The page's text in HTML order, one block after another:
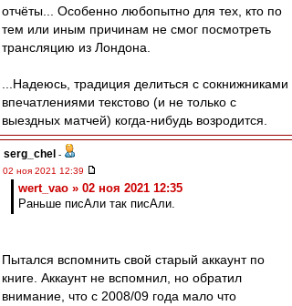
отчёты... Особенно любопытно для тех, кто по
тем или иным причинам не смог посмотреть
трансляцию из Лондона.
...Надеюсь, традиция делиться с сокнижниками
впечатлениями текстово (и не только с
выездных матчей) когда-нибудь возродится.
serg_chel -
02 ноя 2021 12:39
wert_vao » 02 ноя 2021 12:35
Раньше писАли так писАли.
Пытался вспомнить свой старый аккаунт по
книге. Аккаунт не вспомнил, но обратил
внимание, что с 2008/09 года мало что